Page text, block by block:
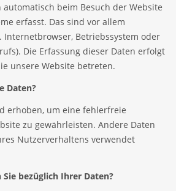
beim Besuch der Website
erfasst. Das sind vor allem
Internetbrowser, Betriebssystem oder
Die Erfassung dieser Daten erfolgt
unsere Website betreten.
Daten?
erhoben, um eine fehlerfreie
zu gewährleisten. Andere Daten
Nutzerverhaltens verwendet
Sie bezüglich Ihrer Daten?